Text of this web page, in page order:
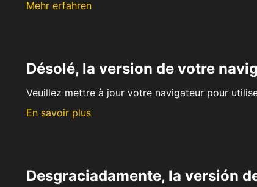
Mehr erfahren
Désolé, la version de votre
Veuillez mettre à jour votre navigateur pour
En savoir plus
Desgraciadamente, la versión